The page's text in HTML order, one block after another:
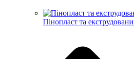
Пінопласт та